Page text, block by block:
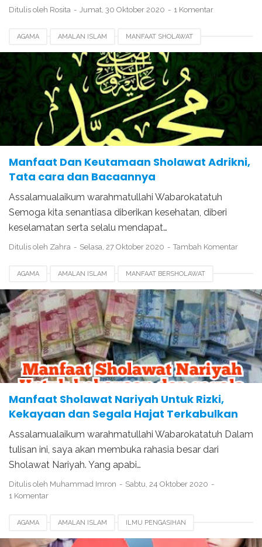
Ditulis oleh Rosita Jumat, 30 Oktober 2020 1 Komentar
AGAMA AMALAN ISLAM MANFAAT SHOLAWAT
Manfaat Dan Keutamaan Sholawat Adrikni,
Tata cara dan Bacaannya
Assalamualaikum warahmatullahi Wabarokatatuh
Semoga kita senantiasa diberikan kesehatan, diberi
keselamatan serta selalu mendapat…
Ditulis oleh Zahra Selasa, 27 Oktober 2020 Tambah Komentar
AGAMA AMALAN ISLAM MANFAAT BERSHOLAWAT
Manfaat Sholawat Nariyah Untuk Rizki,
Kekayaan dan Segala Hajat Terkabulkan
Assalamualaikum warahmatullahi Wabarokatatuh Dalam
tulisan ini, saya akan membuka rahasia besar dari
Sholawat Nariyah. Yang apabi…
Ditulis oleh Muhammad Imron
Sabtu, 24 Oktober 2020
1 Komentar
AGAMA AMALAN ISLAM ILMU PENGASIHAN
MANFAAT SHOLAWAT